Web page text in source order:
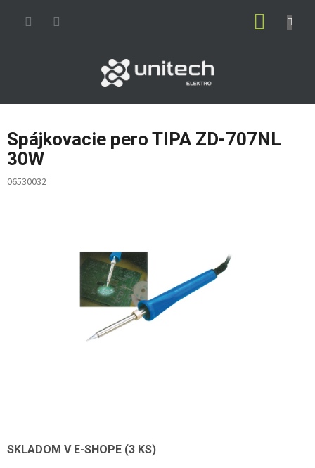
Spájkovacie pero TIPA ZD-707NL
30W
06530032
SKLADOM V E-SHOPE (3 KS)